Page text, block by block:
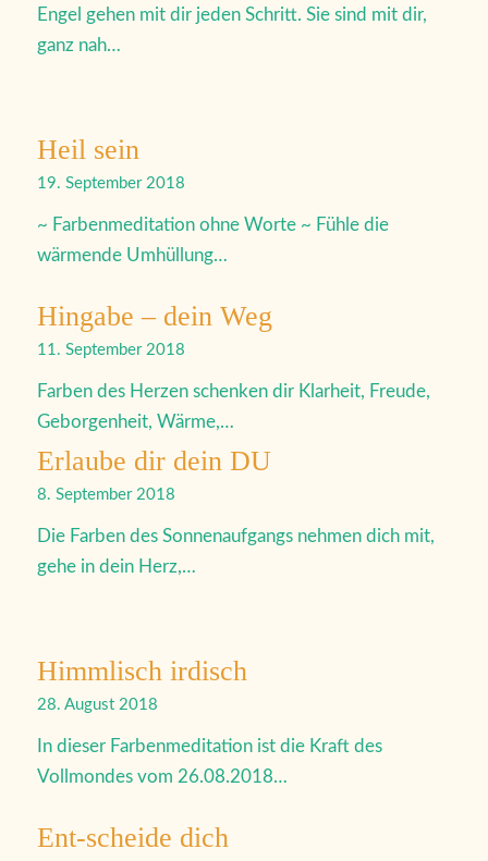
Engel gehen mit dir jeden Schritt. Sie sind mit dir,
ganz nah…
Heil sein
19. September 2018
~ Farbenmeditation ohne Worte ~ Fühle die
wärmende Umhüllung…
Hingabe – dein Weg
11. September 2018
Farben des Herzen schenken dir Klarheit, Freude,
Geborgenheit, Wärme,…
Erlaube dir dein DU
8. September 2018
Die Farben des Sonnenaufgangs nehmen dich mit,
gehe in dein Herz,…
Himmlisch irdisch
28. August 2018
In dieser Farbenmeditation ist die Kraft des
Vollmondes vom 26.08.2018…
Ent-scheide dich